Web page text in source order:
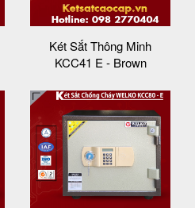
Két Sắt Thông Minh
KCC41 E - Brown